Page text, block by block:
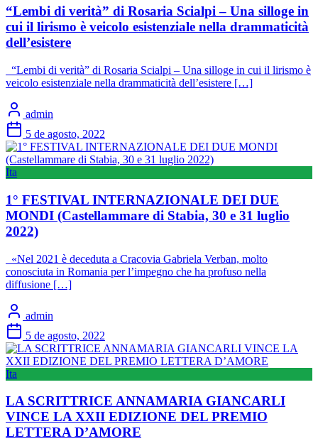
“Lembi di verità” di Rosaria Scialpi – Una silloge in
cui il lirismo è veicolo esistenziale nella drammaticità
dell’esistere
“Lembi di verità” di Rosaria Scialpi – Una silloge in cui il lirismo è
veicolo esistenziale nella drammaticità dell’esistere […]
admin
5 de agosto, 2022
Ita
1° FESTIVAL INTERNAZIONALE DEI DUE
MONDI (Castellammare di Stabia, 30 e 31 luglio
2022)
«Nel 2021 è deceduta a Cracovia Gabriela Verban, molto
conosciuta in Romania per l’impegno che ha profuso nella
diffusione […]
admin
5 de agosto, 2022
Ita
LA SCRITTRICE ANNAMARIA GIANCARLI
VINCE LA XXII EDIZIONE DEL PREMIO
LETTERA D’AMORE